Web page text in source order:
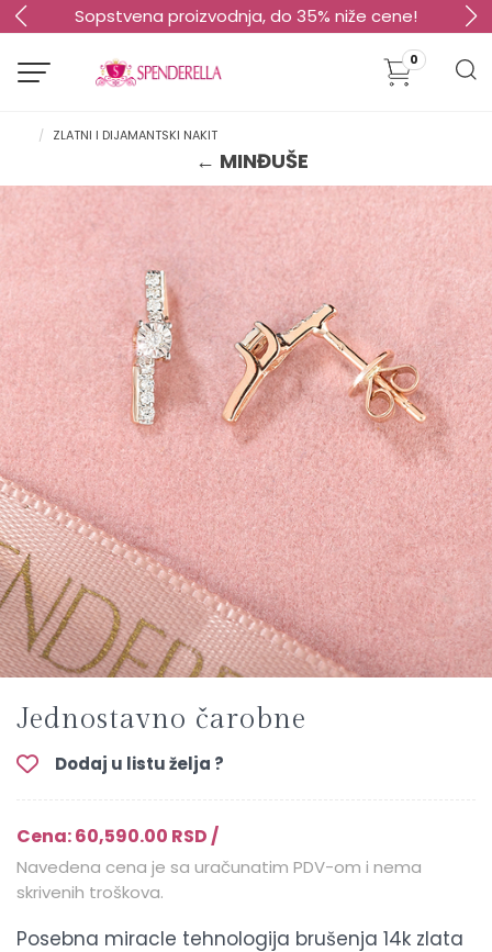
Sopstvena proizvodnja, do 35% niže cene!
0
ZLATNI I DIJAMANTSKI NAKIT
← MINĐUŠE
Jednostavno čarobne
Dodaj u listu želja ?
Cena: 60,590.00 RSD /
Navedena cena je sa uračunatim PDV-om i nema
skrivenih troškova.
Posebna miracle tehnologija brušenja 14k zlata